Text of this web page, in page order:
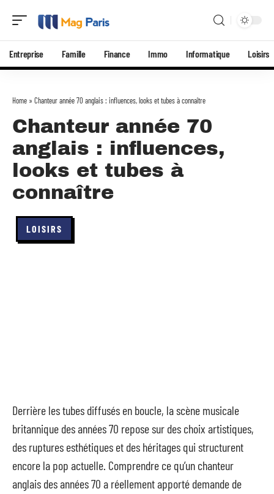
Entreprise Famille Finance Immo Informatique Loisirs
Home » Chanteur année 70 anglais : influences, looks et tubes à connaître
Chanteur année 70
anglais : influences,
looks et tubes à
connaître
LOISIRS
Derrière les tubes diffusés en boucle, la scène musicale
britannique des années 70 repose sur des choix artistiques,
des ruptures esthétiques et des héritages qui structurent
encore la pop actuelle. Comprendre ce qu’un chanteur
anglais des années 70 a réellement apporté demande de